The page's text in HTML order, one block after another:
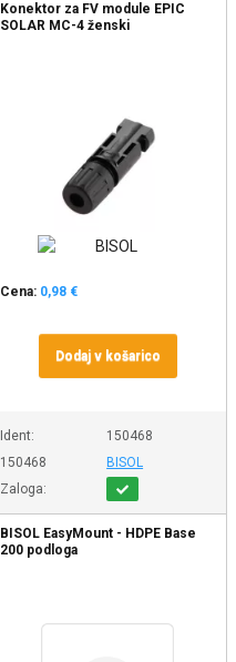
Konektor za FV module EPIC
SOLAR MC-4 ženski
Cena: 0,98 €
Dodaj v košarico
Ident:
150468
150468
BISOL
Zaloga:
BISOL EasyMount - HDPE Base
200 podloga